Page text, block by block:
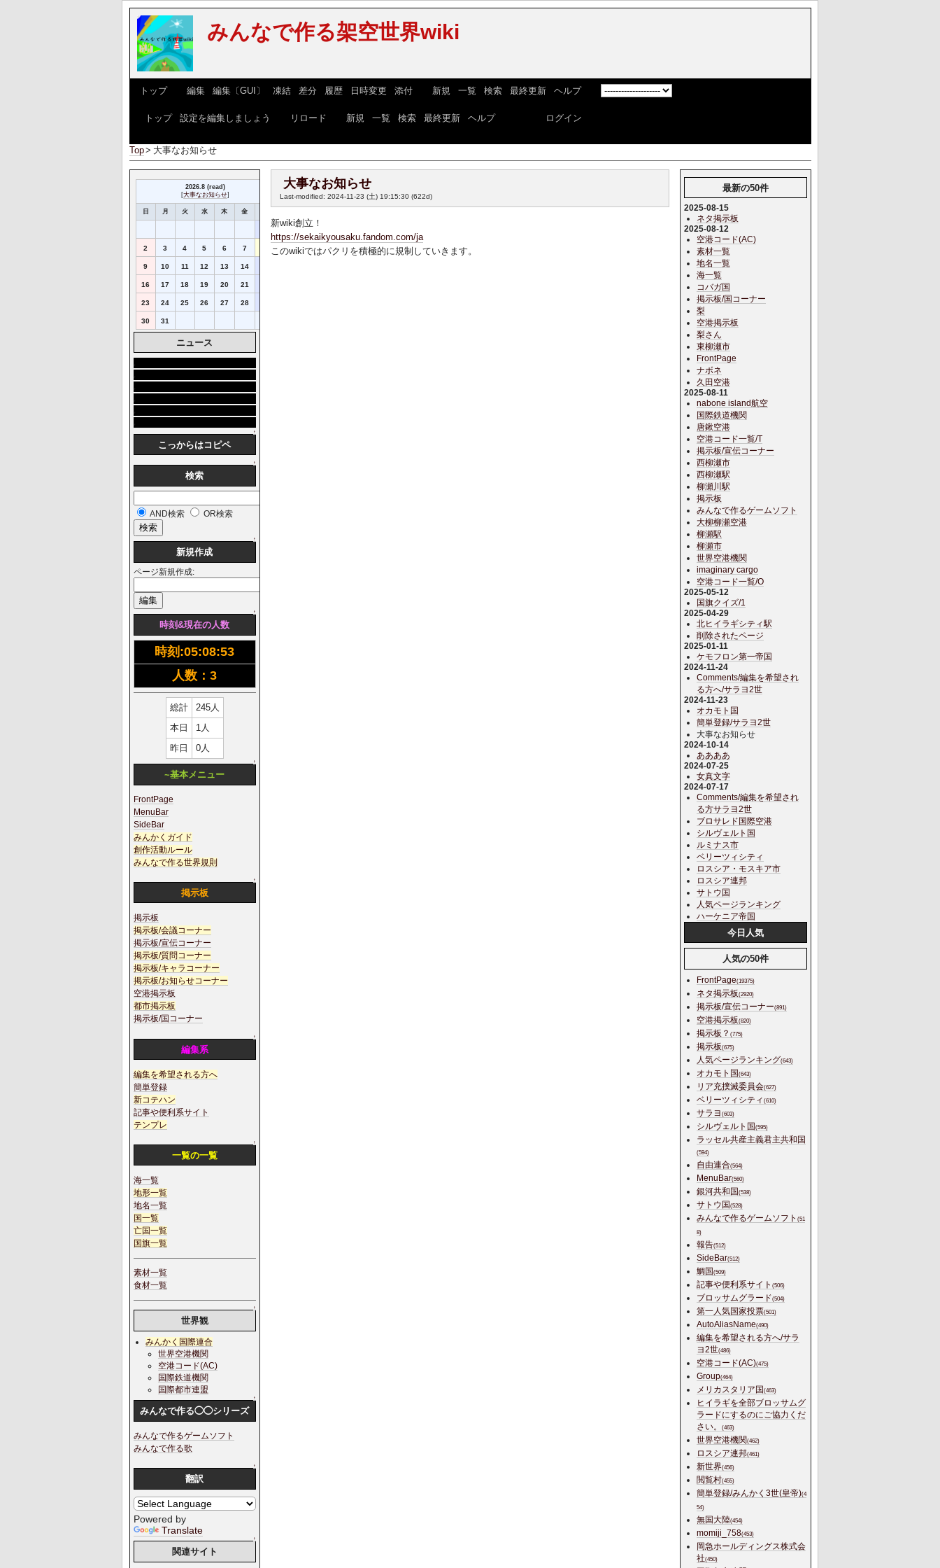
みんなで作る架空世界wiki
トップ] [ 編集| 編集〔GUI〕 凍結| 差分 履歴| 日時変更 添付] [ 新規 一覧 検索| 最終更新| ヘルプ] [
トップ| 設定を編集しましょう リロード 新規 一覧 検索| 最終更新| ヘルプ] ログイン: ログイン
Top> 大事なお知らせ
大事なお知らせ
Last-modified: 2024-11-23 (土) 19:15:30 (622d)
新wiki創立！
https://sekaikyousaku.fandom.com/ja
このwikiではパクリを積極的に規制していきます。
2026.8 (read)
[大事なお知らせ]
日 月 火 水 木 金
2 3 4 5 6 7
9 10 11 12 13 14
16 17 18 19 20 21
23 24 25 26 27 28
30 31
ニュース
↑
こっからはコピペ
↑
検索
AND検索 OR検索
↑
新規作成
ページ新規作成:
↑
時刻&現在の人数
時刻:05:08:53
人数：3
総計
245人
本日
1人
昨日
0人
↑
~基本メニュー
FrontPage
MenuBar
SideBar
みんかくガイド
創作活動ルール
みんなで作る世界規則
↑
掲示板
掲示板
掲示板/会議コーナー
掲示板/宣伝コーナー
掲示板/質問コーナー
掲示板/キャラコーナー
掲示板/お知らせコーナー
空港掲示板
都市掲示板
掲示板/国コーナー
↑
編集系
編集を希望される方へ
簡単登録
新コテハン
記事や便利系サイト
テンプレ
↑
一覧の一覧
海一覧
地形一覧
地名一覧
国一覧
亡国一覧
国旗一覧
素材一覧
食材一覧
↑
世界観
みんかく国際連合
世界空港機関
空港コード(AC)
国際鉄道機関
国際都市連盟
↑
みんなで作る◯◯シリーズ
みんなで作るゲームソフト
みんなで作る歌
↑
翻訳
Powered by
Translate
↑
関連サイト
最新の50件
2025-08-15
ネタ掲示板
2025-08-12
空港コード(AC)
素材一覧
地名一覧
海一覧
コバガ国
掲示板/国コーナー
梨
空港掲示板
梨さん
東柳瀬市
FrontPage
ナボネ
久田空港
2025-08-11
nabone island航空
国際鉄道機関
唐鍬空港
空港コード一覧/T
掲示板/宣伝コーナー
西柳瀬市
西柳瀬駅
柳瀬川駅
掲示板
みんなで作るゲームソフト
大柳柳瀬空港
柳瀬駅
柳瀬市
世界空港機関
imaginary cargo
空港コード一覧/O
2025-05-12
国旗クイズ/1
2025-04-29
北ヒイラギシティ駅
削除されたページ
2025-01-11
ケモフロン第一帝国
2024-11-24
Comments/編集を希望され
る方へ/サラヨ2世
2024-11-23
オカモト国
簡単登録/サラヨ2世
大事なお知らせ
2024-10-14
ああああ
2024-07-25
女真文字
2024-07-17
Comments/編集を希望され
る方サラヨ2世
ブロサレド国際空港
シルヴェルト国
ルミナス市
ベリーツィシティ
ロスシア・モスキア市
ロスシア連邦
サトウ国
人気ページランキング
ハーケニア帝国
今日人気
人気の50件
FrontPage(19375)
ネタ掲示板(2920)
掲示板/宣伝コーナー(891)
空港掲示板(820)
掲示板？ (775)
掲示板(675)
人気ページランキング(643)
オカモト国(643)
リア充撲滅委員会(627)
ベリーツィシティ (610)
サラヨ (603)
シルヴェルト国(595)
ラッセル共産主義君主共和国
(594)
自由連合(564)
MenuBar(560)
銀河共和国(538)
サトウ国(528)
みんなで作るゲームソフト (51
8)
報告(512)
SideBar(512)
鯛国(509)
記事や便利系サイト (506)
ブロッサムグラード(504)
第一人気国家投票(501)
AutoAliasName(490)
編集を希望される方へ/サラ
ヨ2世(486)
空港コード(AC)(475)
Group(464)
メリカスタリア国(463)
ヒイラギを全部ブロッサムグ
ラードにするのにご協力くだ
さい。
(463)
世界空港機関(462)
ロスシア連邦(461)
新世界(456)
閲覧村(455)
簡単登録/みんかく3世(皇帝)(4
54)
無国大陸(454)
momiji_758(453)
岡急ホールディングス株式会
社(450)